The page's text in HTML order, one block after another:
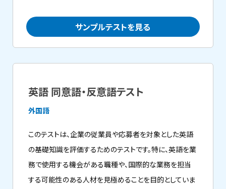
サンプルテストを見る
英語 同意語・反意語テスト
外国語
このテストは、企業の従業員や応募者を対象とした英語
の基礎知識を評価するためのテストです。特に、英語を業
務で使用する機会がある職種や、国際的な業務を担当
する可能性のある人材を見極めることを目的としていま